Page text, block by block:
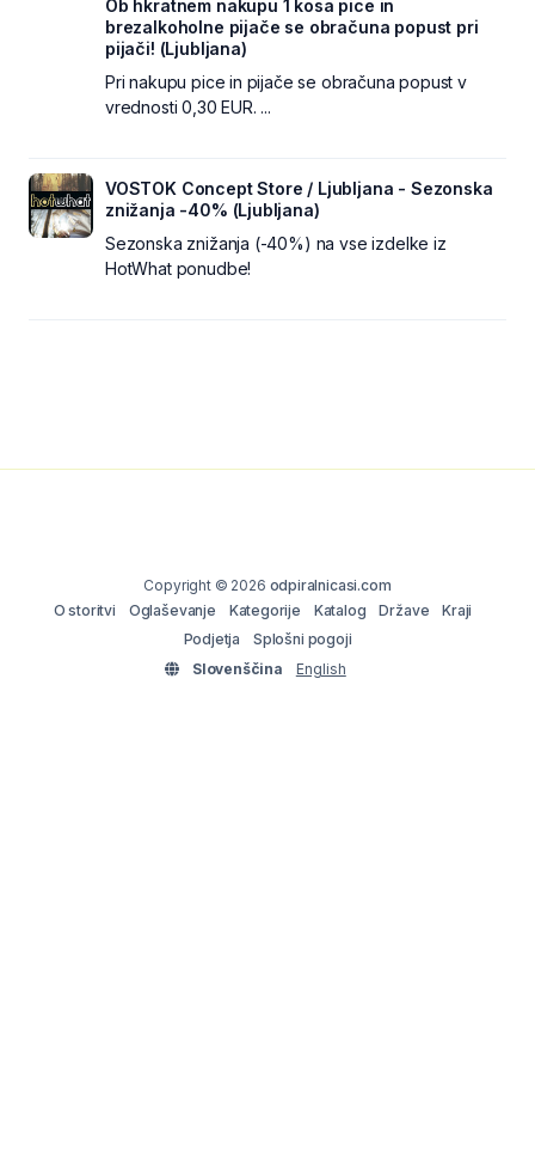
Ob hkratnem nakupu 1 kosa pice in
brezalkoholne pijače se obračuna popust pri
pijači! (Ljubljana)
Pri nakupu pice in pijače se obračuna popust v
vrednosti 0,30 EUR. ...
VOSTOK Concept Store / Ljubljana - Sezonska
znižanja -40% (Ljubljana)
Sezonska znižanja (-40%) na vse izdelke iz
HotWhat ponudbe!
Copyright © 2026 odpiralnicasi.com
O storitvi
Oglaševanje Kategorije Katalog Države
Kraji
Podjetja
Splošni pogoji
Slovenščina
English